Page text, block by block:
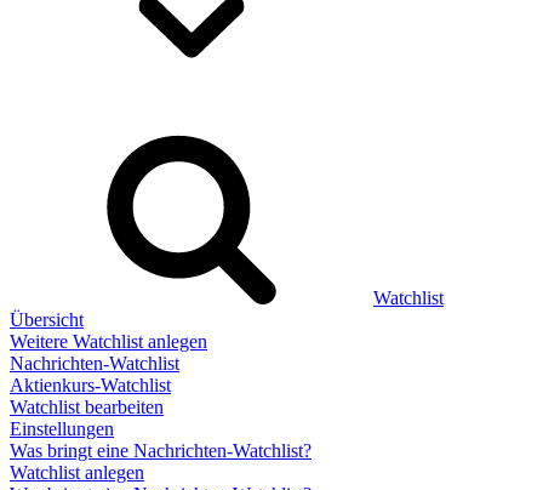
Watchlist
Übersicht
Weitere Watchlist anlegen
Nachrichten-Watchlist
Aktienkurs-Watchlist
Watchlist bearbeiten
Einstellungen
Was bringt eine Nachrichten-Watchlist?
Watchlist anlegen